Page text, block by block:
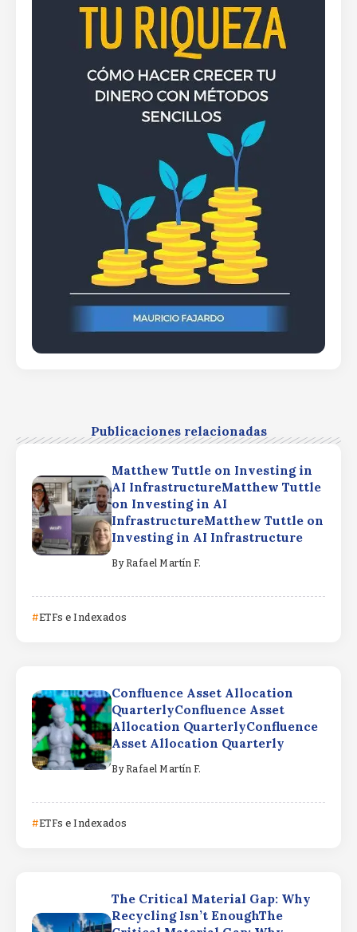
Publicaciones relacionadas
Matthew Tuttle on Investing in
AI InfrastructureMatthew Tuttle
on Investing in AI
InfrastructureMatthew Tuttle on
Investing in AI Infrastructure
By Rafael Martín F.
ETFs e Indexados
Confluence Asset Allocation
QuarterlyConfluence Asset
Allocation QuarterlyConfluence
Asset Allocation Quarterly
By Rafael Martín F.
ETFs e Indexados
The Critical Material Gap: Why
Recycling Isn’t EnoughThe